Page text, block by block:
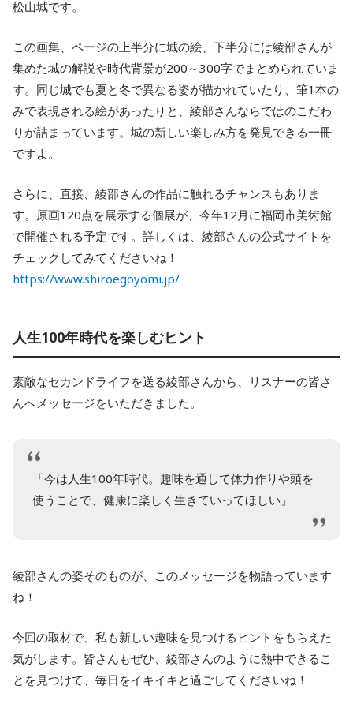
松山城です。
この画集、ページの上半分に城の絵、下半分には綾部さんが
集めた城の解説や時代背景が200～300字でまとめられていま
す。同じ城でも夏と冬で異なる姿が描かれていたり、筆1本の
みで表現される絵があったりと、綾部さんならではのこだわ
りが詰まっています。城の新しい楽しみ方を発見できる一冊
ですよ。
さらに、直接、綾部さんの作品に触れるチャンスもありま
す。原画120点を展示する個展が、今年12月に福岡市美術館
で開催される予定です。詳しくは、綾部さんの公式サイトを
チェックしてみてくださいね！
https://www.shiroegoyomi.jp/
人生100年時代を楽しむヒント
素敵なセカンドライフを送る綾部さんから、リスナーの皆さ
んへメッセージをいただきました。
「今は人生100年時代。趣味を通して体力作りや頭を
使うことで、健康に楽しく生きていってほしい」
綾部さんの姿そのものが、このメッセージを物語っています
ね！
今回の取材で、私も新しい趣味を見つけるヒントをもらえた
気がします。皆さんもぜひ、綾部さんのように熱中できるこ
とを見つけて、毎日をイキイキと過ごしてくださいね！